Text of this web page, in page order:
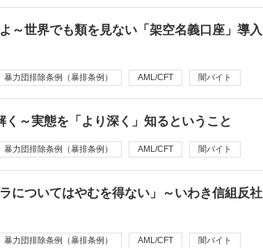
～世界でも類を見ない「架空名義口座」導入
暴力団排除条例（暴排条例） AML/CFT 闇バイト
～実態を「より深く」知るということ
暴力団排除条例（暴排条例） AML/CFT 闇バイト
についてはやむを得ない」～いわき信組反社
暴力団排除条例（暴排条例） AML/CFT 闇バイト